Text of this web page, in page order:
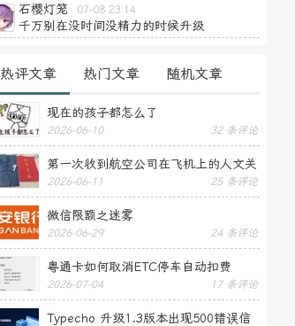
石樱灯笼
07-08 23:14
千万别在没时间没精力的时候升级
热评文章 热门文章 随机文章
现在的孩子都怎么了
2026-06-10 32 条评论
第一次收到航空公司在飞机上的人文关
怀——送生日贺卡
2026-06-11 25 条评论
微信限额之迷雾
2026-06-29 24 条评论
粤通卡如何取消ETC停车自动扣费
2026-07-04 17 条评论
Typecho 升级1.3版本出现500错误信